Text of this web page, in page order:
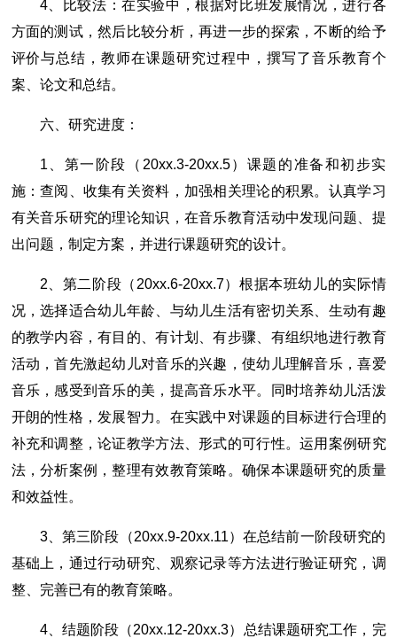
4、比较法：在实验中，根据对比班发展情况，进行各
方面的测试，然后比较分析，再进一步的探索，不断的给予
评价与总结，教师在课题研究过程中，撰写了音乐教育个
案、论文和总结。
六、研究进度：
1、第一阶段（20xx.3-20xx.5）课题的准备和初步实
施：查阅、收集有关资料，加强相关理论的积累。认真学习
有关音乐研究的理论知识，在音乐教育活动中发现问题、提
出问题，制定方案，并进行课题研究的设计。
2、第二阶段（20xx.6-20xx.7）根据本班幼儿的实际情
况，选择适合幼儿年龄、与幼儿生活有密切关系、生动有趣
的教学内容，有目的、有计划、有步骤、有组织地进行教育
活动，首先激起幼儿对音乐的兴趣，使幼儿理解音乐，喜爱
音乐，感受到音乐的美，提高音乐水平。同时培养幼儿活泼
开朗的性格，发展智力。在实践中对课题的目标进行合理的
补充和调整，论证教学方法、形式的可行性。运用案例研究
法，分析案例，整理有效教育策略。确保本课题研究的质量
和效益性。
3、第三阶段（20xx.9-20xx.11）在总结前一阶段研究的
基础上，通过行动研究、观察记录等方法进行验证研究，调
整、完善已有的教育策略。
4、结题阶段（20xx.12-20xx.3）总结课题研究工作，完